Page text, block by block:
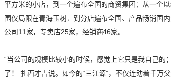
平方米的小店，到一个遍布全国的商贸集团；从一个
围仅局限在青海玉树，到分店遍布全国、产品畅销国
公司11家，专卖店25家，经销商46家。
“当公司的规模比较小的时候，感觉上它只是我自己的
了！”扎西才吉说。如今的“三江源”，不仅连动着千万